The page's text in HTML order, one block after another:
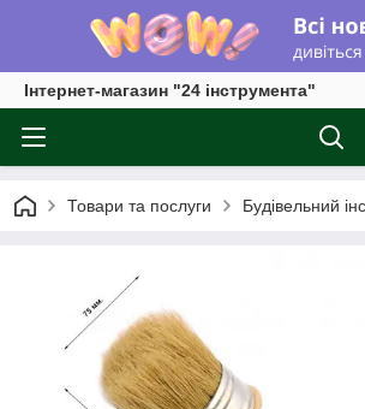
Інтернет-магазин "24 інструмента"
Товари та послуги Будівельний